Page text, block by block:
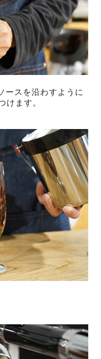
ースを沿わすように
けます。